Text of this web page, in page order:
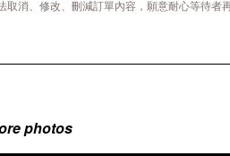
取消、修改、刪減訂單內容，願意耐心等待者
photos